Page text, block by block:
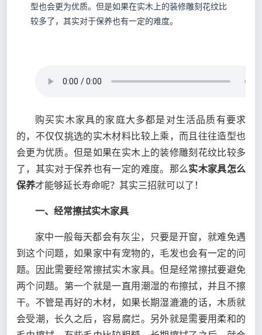
型也会更为优质。但是如果在实木上的装修雕刻花纹比
较多了，其实对于保养也有一定的难度。
购买实木家具的家庭大多都是对生活品质有要求
的，不仅仅挑选的实木材料比较上乘，而且往往造型也
会更为优质。但是如果在实木上的装修雕刻花纹比较多
了，其实对于保养也有一定的难度。那么实木家具怎么
保养才能够延长寿命呢？其实三招就可以了！
一、经常擦拭实木家具
家中一般每天都会有灰尘，只要是开窗，就难免遇
到这个问题，如果家中有宠物的，毛发也会有一定的问
题。因此需要经常擦拭实木家具。但是经常擦拭要避免
两个问题。第一个就是一直用潮湿的布擦拭，并且不擦
干。不管是再好的木材，如果长期湿漉漉的话，木质就
会受潮，长久之后，容易腐烂。另外就是需要用柔和的